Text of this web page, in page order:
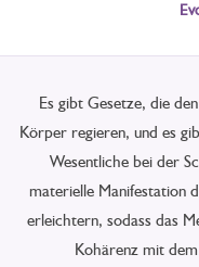
Es gibt Gesetze, die
Körper regieren, und es
Wesentliche bei der
materielle Manifestation
erleichtern, sodass das
Kohärenz mit